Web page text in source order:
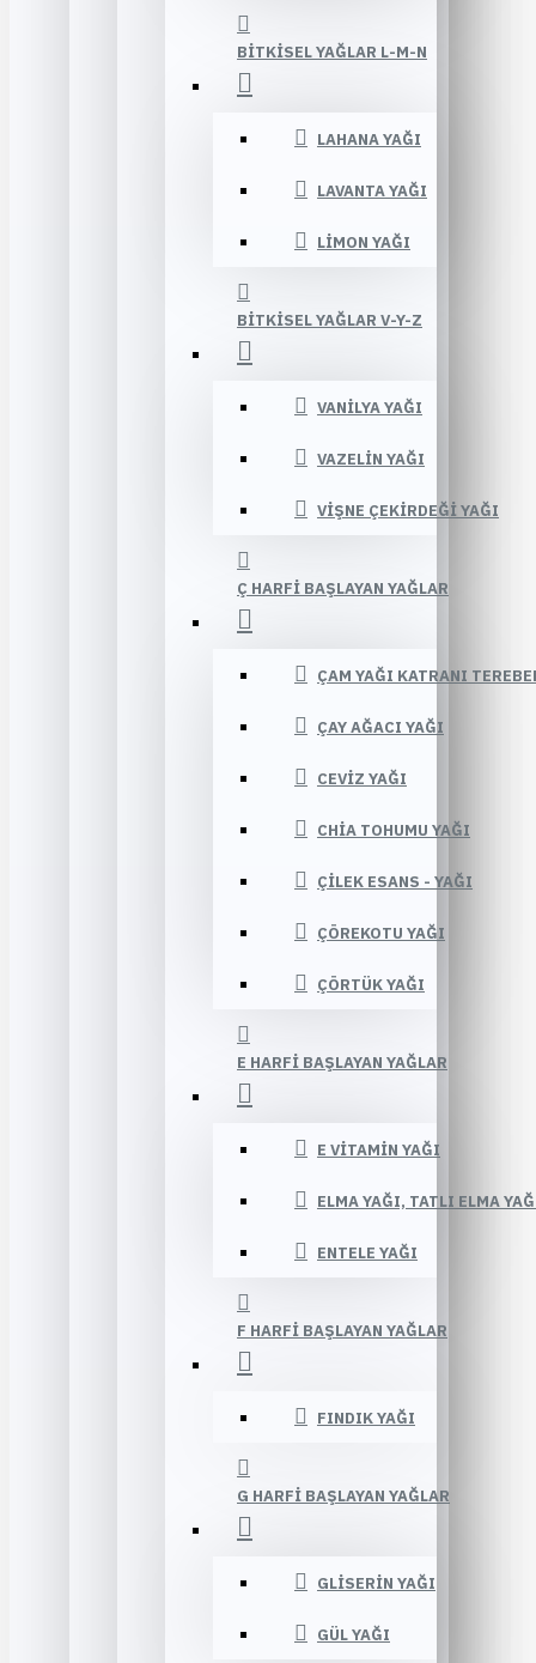
BITKISEL YAĞLAR L-M-N
LAHANA YAĞI
LAVANTA YAĞI
LIMON YAĞI
BITKISEL YAĞLAR V-Y-Z
VANILYA YAĞI
VAZELIN YAĞI
VIŞNE ÇEKIRDEĞI YAĞI
Ç HARFI BAŞLAYAN YAĞLAR
ÇAM YAĞI KATRANI
ÇAY AĞACI YAĞI
CEVIZ YAĞI
CHIA TOHUMU YAĞI
ÇILEK ESANS - YAĞI
ÇÖREKOTU YAĞI
ÇÖRTÜK YAĞI
E HARFI BAŞLAYAN YAĞLAR
E VITAMIN YAĞI
ELMA YAĞI, TATLI ELMA
ENTELE YAĞI
F HARFI BAŞLAYAN YAĞLAR
FINDIK YAĞI
G HARFI BAŞLAYAN YAĞLAR
GLISERIN YAĞI
GÜL YAĞI